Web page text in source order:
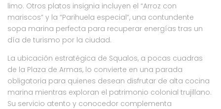
limo. Otros platos insignia incluyen el “Arroz con
mariscos” y la “Parihuela especial”, una contundente
sopa marina perfecta para recuperar energías tras un
día de turismo por la ciudad.
La ubicación estratégica de Squalos, a pocas cuadras
de la Plaza de Armas, lo convierte en una parada
obligatoria para quienes desean disfrutar de alta cocina
marina mientras exploran el patrimonio colonial trujillano.
Su servicio atento y conocedor complementa